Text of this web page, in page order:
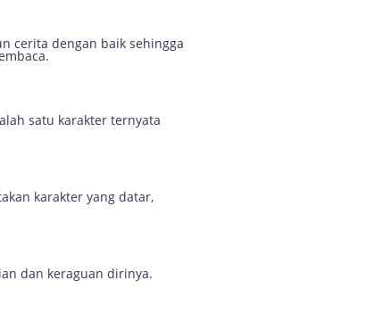
cerita dengan baik sehingga
satu karakter ternyata
karakter yang datar,
dan keraguan dirinya.